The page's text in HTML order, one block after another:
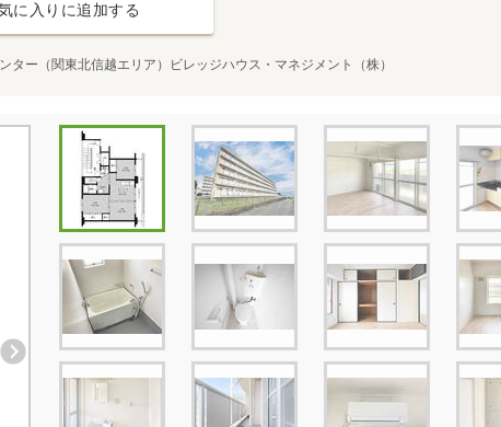
に入りに追加する
ー（関東北信越エリア）ビレッジハウス・マネジメント（株）